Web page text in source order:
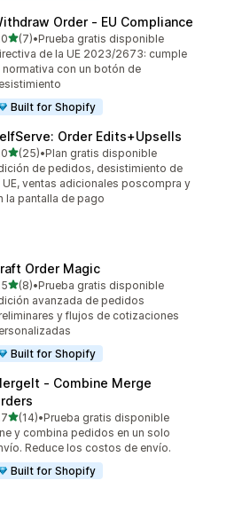
Order ‑ EU Compliance
de 5 estrellas
(7) en total
•Prueba gratis disponible
de la UE 2023/2673: cumple
normativa con un botón de
Built for Shopify
Order Edits+Upsells
de 5 estrellas
(25)
reseñas en total
•Plan gratis disponible
de pedidos, desistimiento de
UE, ventas adicionales poscompra y
la pantalla de pago
Order Magic
de 5 estrellas
(8) en total
•Prueba gratis disponible
avanzada de pedidos
y flujos de cotizaciones
Built for Shopify
‑ Combine Merge
de 5 estrellas
(14)
reseñas en total
•Prueba gratis disponible
y combina pedidos en un solo
Reduce los costos de envío.
Built for Shopify